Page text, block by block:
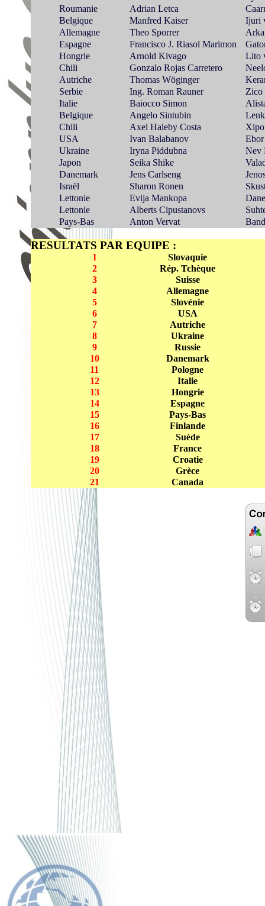
Roumanie
Adrian Letca
Belgique
Manfred Kaiser
Ijuri
Allemagne
Theo Sporrer
Espagne
Francisco J. Riasol Marimon
Hongrie
Arnold Kivago
Lito
Chili
Gonzalo Rojas Carretero
Autriche
Thomas Wöginger
Serbie
Ing. Roman Rauner
Zico
Italie
Baiocco Simon
Belgique
Angelo Sintubin
Chili
Axel Haleby Costa
USA
Ivan Balabanov
Ukraine
Iryna Piddubna
Nev
Japon
Seika Shike
Danemark
Jens Carlseng
Israël
Sharon Ronen
Lettonie
Evija Mankopa
Lettonie
Alberts Cipustanovs
Pays-Bas
Anton Vervat
RESULTATS PAR EQUIPE :
1
Slovaquie
2
Rép. Tchèque
3
Suisse
4
Allemagne
5
Slovénie
6
USA
7
Autriche
8
Ukraine
9
Russie
10
Danemark
11
Pologne
12
Italie
13
Hongrie
14
Espagne
15
Pays-Bas
16
Finlande
17
Suède
18
France
19
Croatie
20
Grèce
21
Canada